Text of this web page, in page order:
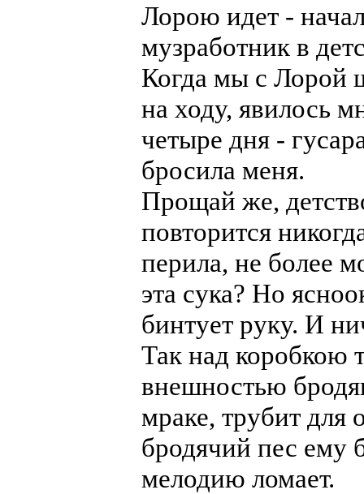
Лорою идет -
музработник в
Когда мы с Лорой
на ходу, явилось
четыре дня -
бросила меня.
Прощай же,
повторится
перила, не более
эта сука? Но
бинтует руку. И
Так над коробкою
внешностью
мраке, трубит для
бродячий пес ему
мелодию ломает.